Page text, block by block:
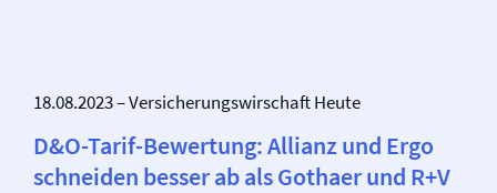
18.08.2023 – Versicherungswirschaft Heute
D&O-Tarif-Bewertung: Allianz und Ergo
schneiden besser ab als Gothaer und R+V